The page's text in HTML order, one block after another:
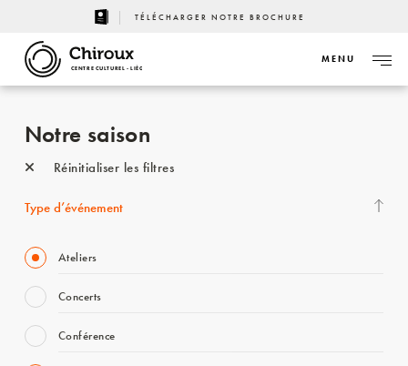
TÉLÉCHARGER NOTRE BROCHURE
CENTRE CULTUREL - LIÈGE
MENU
Notre saison
Réinitialiser les filtres
Type d’événement
Ateliers
Concerts
Conférence